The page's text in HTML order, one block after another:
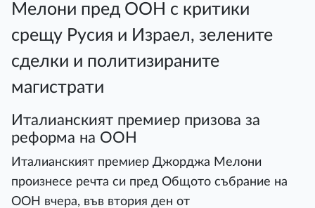
Мелони пред ООН с критики
срещу Русия и Израел, зелените
сделки и политизираните
магистрати
Италианският премиер призова за
реформа на ООН
Италианският премиер Джорджа Мелони
произнесе речта си пред Общото събрание на
ООН вчера, във втория ден от